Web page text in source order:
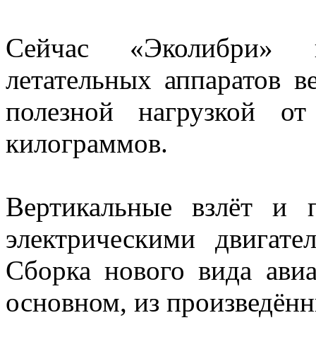
Сейчас «Эколибри»
летательных аппаратов
полезной нагрузкой
килограммов.
Вертикальные взлёт и
электрическими
Сборка нового вида
основном, из